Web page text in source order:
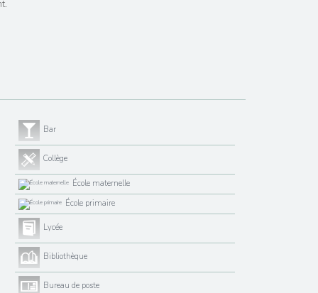
Bar
Collège
École maternelle
École primaire
Lycée
Bibliothèque
Bureau de poste